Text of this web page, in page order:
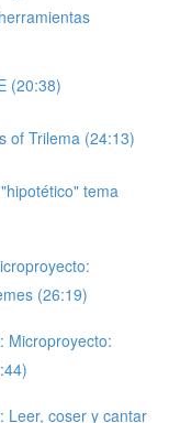
(20:38)
of Trilema (24:13)
tema
(26:19)
Microproyecto:
Leer, coser y cantar